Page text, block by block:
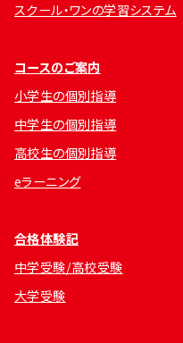
スクール・ワンの学習システム
コースのご案内
小学生の個別指導
中学生の個別指導
高校生の個別指導
eラーニング
合格体験記
中学受験/高校受験
大学受験